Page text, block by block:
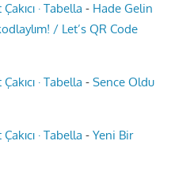
· Tabella - Hade Gelin
/ Let’s QR Code
· Tabella -Sence Oldu
· Tabella -Yeni Bir